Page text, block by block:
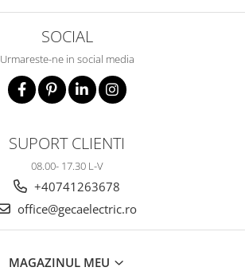
SOCIAL
Urmareste-ne in social media
SUPORT CLIENTI
08.00- 17.30 L-V
+40741263678
office@gecaelectric.ro
MAGAZINUL MEU